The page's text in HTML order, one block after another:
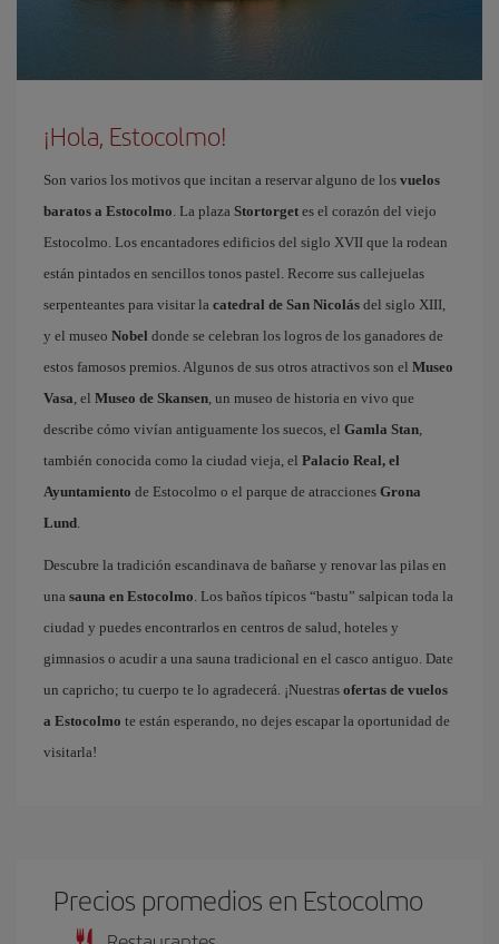
¡Hola, Estocolmo!
Son varios los motivos que incitan a reservar alguno de los vuelos
baratos a Estocolmo. La plaza Stortorget es el corazón del viejo
Estocolmo. Los encantadores edificios del siglo XVII que la rodean
están pintados en sencillos tonos pastel. Recorre sus callejuelas
serpenteantes para visitar la catedral de San Nicolás del siglo XIII,
y el museo Nobel donde se celebran los logros de los ganadores de
estos famosos premios. Algunos de sus otros atractivos son el Museo
Vasa, el Museo de Skansen, un museo de historia en vivo que
describe cómo vivían antiguamente los suecos, el Gamla Stan,
también conocida como la ciudad vieja, el Palacio Real, el
Ayuntamiento de Estocolmo o el parque de atracciones Grona
Lund.
Descubre la tradición escandinava de bañarse y renovar las pilas en
una sauna en Estocolmo. Los baños típicos “bastu” salpican toda la
ciudad y puedes encontrarlos en centros de salud, hoteles y
gimnasios o acudir a una sauna tradicional en el casco antiguo. Date
un capricho; tu cuerpo te lo agradecerá. ¡Nuestras ofertas de vuelos
a Estocolmo te están esperando, no dejes escapar la oportunidad de
visitarla!
Precios promedios en Estocolmo